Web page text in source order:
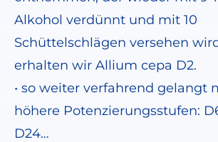
Alkohol verdünnt und mit 10
Schüttelschlägen versehen
erhalten wir Allium cepa D2.
• so weiter verfahrend gelangt
höhere Potenzierungsstufen:
D24…